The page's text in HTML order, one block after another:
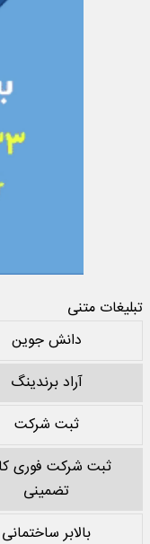
تبلیغات متنی
دانش جوین
آراد برندینگ
ثبت شرکت
ثبت شرکت فوری
تضمینی
بالابر ساختمانی